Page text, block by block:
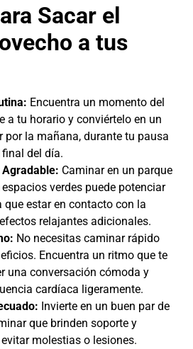
Sacar el
a tus
Encuentra un momento del
a tu horario y conviértelo en un
por la mañana, durante tu pausa
del día.
Agradable: Caminar en un parque
verdes puede potenciar
que estar en contacto con la
relajantes adicionales.
No necesitas caminar rápido
Encuentra un ritmo que te
una conversación cómoda y
cardíaca ligeramente.
Invierte en un buen par de
que brinden soporte y
molestias o lesiones.